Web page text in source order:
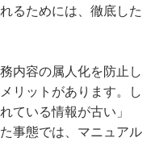
るためには、徹底した
内容の属人化を防止し
リットがあります。し
ている情報が古い」
事態では、マニュアル